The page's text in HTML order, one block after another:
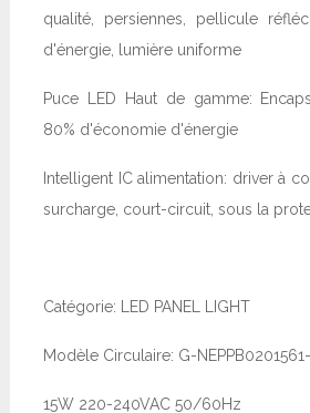
qualité, persiennes, pellicule
d'énergie, lumière uniforme
Puce LED Haut de gamme:
80% d'économie d'énergie
Intelligent IC alimentation: driver à
surcharge, court-circuit, sous la
Catégorie: LED PANEL LIGHT
Modèle Circulaire: G-
15W 220-240VAC 50/60Hz